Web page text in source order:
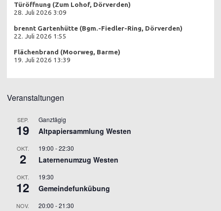
Türöffnung (Zum Lohof, Dörverden)
28. Juli 2026 3:09
brennt Gartenhütte (Bgm.-Fiedler-Ring, Dörverden)
22. Juli 2026 1:55
Flächenbrand (Moorweg, Barme)
19. Juli 2026 13:39
Veranstaltungen
SEP.
19
Ganztägig
Altpapiersammlung Westen
OKT.
2
19:00 -22:30
Laternenumzug Westen
OKT.
12
19:30
Gemeindefunkübung
NOV. 20:00 -21:30